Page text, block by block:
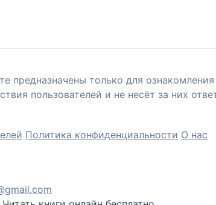
предназначены только для
пользователей и не несёт за них
Политика конфиденциальности О нас